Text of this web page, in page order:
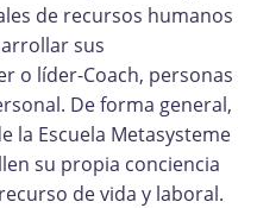
de recursos humanos
sus
o líder-Coach, personas
De forma general,
la Escuela Metasysteme
su propia conciencia
de vida y laboral.